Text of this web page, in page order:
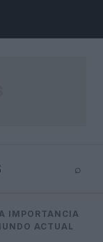
⌕
⌕ ×
IMPORTANCIA
ACTUAL